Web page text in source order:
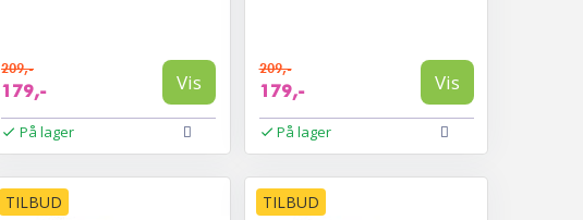
209,-
179,- Vis
På lager
209,-
179,- Vis
På lager
TILBUD TILBUD